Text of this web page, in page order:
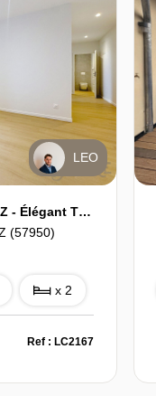
LEO
MONTIGNY-LÈS-METZ - Élégant T3 de 52 m² Carrez - Bâtiment de caractère réhabilité à neuf
(57950)
x 2
Ref : LC2167